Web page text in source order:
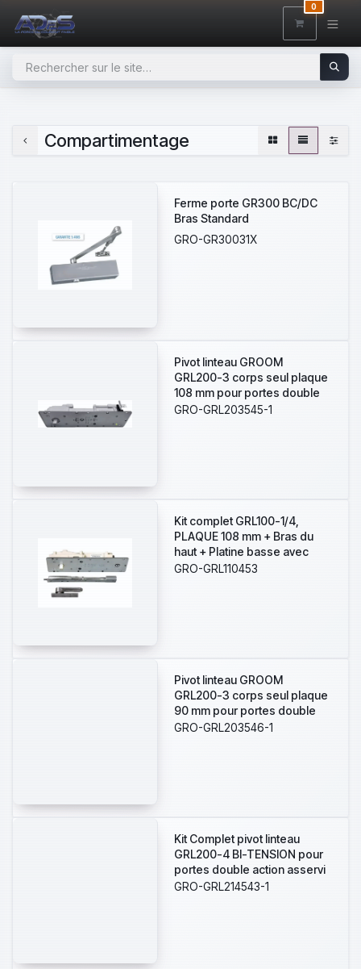
0
Compartimentage
Ferme porte GR300 BC/DC
Bras Standard
GRO-GR30031X
Pivot linteau GROOM
GRL200-3 corps seul plaque
108 mm pour portes double
action asservi à la détection
GRO-GRL203545-1
Kit complet GRL100-1/4,
PLAQUE 108 mm + Bras du
haut + Platine basse avec
crapaudine montage frontale
GRO-GRL110453
Pivot linteau GROOM
GRL200-3 corps seul plaque
90 mm pour portes double
action asservi à la détection
GRO-GRL203546-1
Kit Complet pivot linteau
GRL200-4 BI-TENSION pour
portes double action asservi
à la détection incendie.
GRO-GRL214543-1